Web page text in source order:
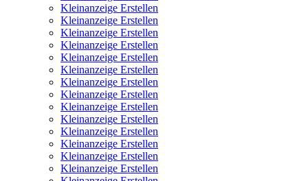
Kleinanzeige Erstellen
Kleinanzeige Erstellen
Kleinanzeige Erstellen
Kleinanzeige Erstellen
Kleinanzeige Erstellen
Kleinanzeige Erstellen
Kleinanzeige Erstellen
Kleinanzeige Erstellen
Kleinanzeige Erstellen
Kleinanzeige Erstellen
Kleinanzeige Erstellen
Kleinanzeige Erstellen
Kleinanzeige Erstellen
Kleinanzeige Erstellen